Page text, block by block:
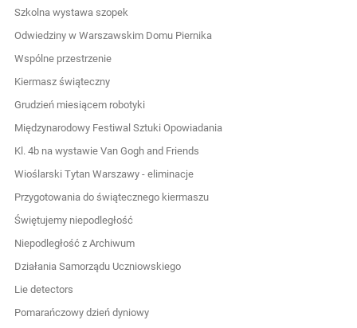
Szkolna wystawa szopek
Odwiedziny w Warszawskim Domu Piernika
Wspólne przestrzenie
Kiermasz świąteczny
Grudzień miesiącem robotyki
Międzynarodowy Festiwal Sztuki Opowiadania
Kl. 4b na wystawie Van Gogh and Friends
Wioślarski Tytan Warszawy - eliminacje
Przygotowania do świątecznego kiermaszu
Świętujemy niepodległość
Niepodległość z Archiwum
Działania Samorządu Uczniowskiego
Lie detectors
Pomarańczowy dzień dyniowy